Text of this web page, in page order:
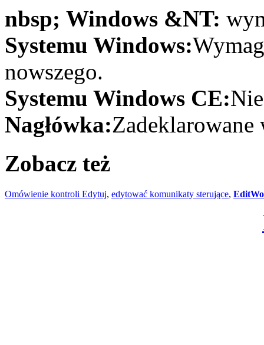
nbsp; Windows &NT:
Systemu Windows:
nowszego.
Systemu Windows CE:
Nagłówka:
Zobacz też
Omówienie kontroli Edytuj, edytować komunikaty sterujące,